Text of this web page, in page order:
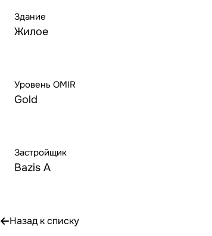
Здание
Жилое
Уровень OMIR
Gold
Застройщик
Bazis A
Назад к списку